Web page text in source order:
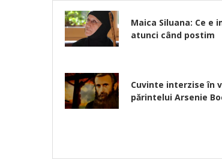
Maica Siluana: Ce e
atunci când postim
Cuvinte interzise în
părintelui Arsenie